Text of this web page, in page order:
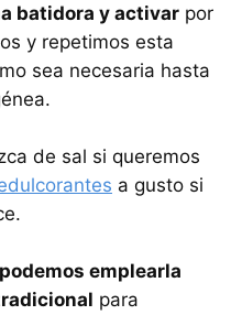
batidora y activar por
y repetimos esta
sea necesaria hasta
de sal si queremos
a gusto si
podemos emplearla
para